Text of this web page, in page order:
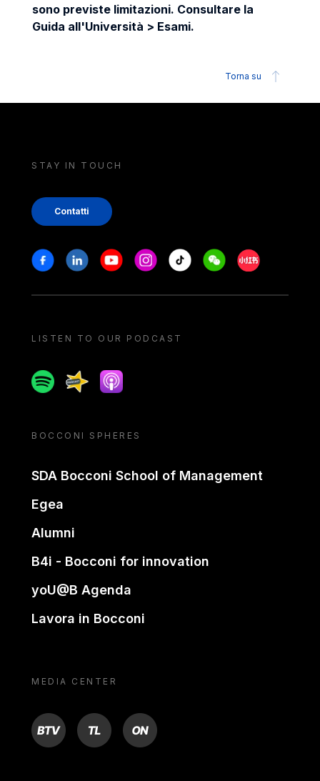
sono previste limitazioni. Consultare la
Guida all'Università > Esami.
Torna su
STAY IN TOUCH
Contatti
Stay in touch
FacebookLinkedinYoutubeInstagram
Tiktok WeechatXiaohongshu/
LISTEN TO OUR PODCAST
SpotifySpreakerApple podcast
BOCCONI SPHERES
SDA Bocconi School of Management
Egea
Alumni
B4i - Bocconi for innovation
yoU@B Agenda
Lavora in Bocconi
MEDIA CENTER
BTV TL ON